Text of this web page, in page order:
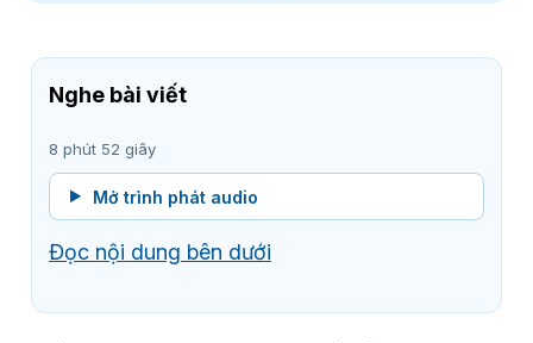
Nghe bài viết
8 phút 52 giây
Mở trình phát audio
Đọc nội dung bên dưới